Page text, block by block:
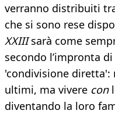
verranno distribuiti
che si sono rese
XXIIIsarà come
secondo l’impronta
'condivisione diretta':
ultimi, ma vivere con
diventando la loro